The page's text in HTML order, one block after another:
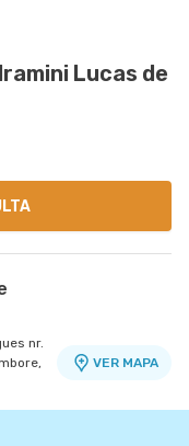
Lucas de
nr.
VER MAPA